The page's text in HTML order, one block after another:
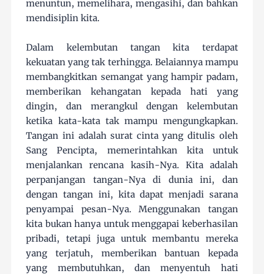
menuntun, memelihara, mengasihi, dan bahkan
mendisiplin kita.
Dalam kelembutan tangan kita terdapat
kekuatan yang tak terhingga. Belaiannya mampu
membangkitkan semangat yang hampir padam,
memberikan kehangatan kepada hati yang
dingin, dan merangkul dengan kelembutan
ketika kata-kata tak mampu mengungkapkan.
Tangan ini adalah surat cinta yang ditulis oleh
Sang Pencipta, memerintahkan kita untuk
menjalankan rencana kasih-Nya. Kita adalah
perpanjangan tangan-Nya di dunia ini, dan
dengan tangan ini, kita dapat menjadi sarana
penyampai pesan-Nya. Menggunakan tangan
kita bukan hanya untuk menggapai keberhasilan
pribadi, tetapi juga untuk membantu mereka
yang terjatuh, memberikan bantuan kepada
yang membutuhkan, dan menyentuh hati